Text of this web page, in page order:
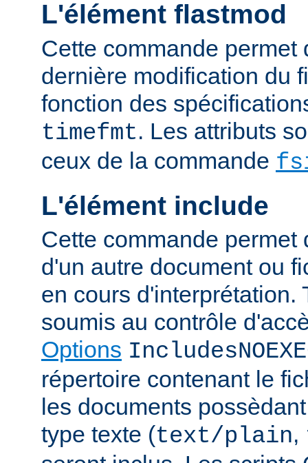
L'élément flastmod
Cette commande permet
dernière modification du
fonction des
timefmt. Les attributs
ceux de la commande
L'élément include
Cette commande permet
d'un autre document ou
en cours d'interprétation.
soumis au contrôle
Options
répertoire contenant le
les documents
type texte (text/plain,